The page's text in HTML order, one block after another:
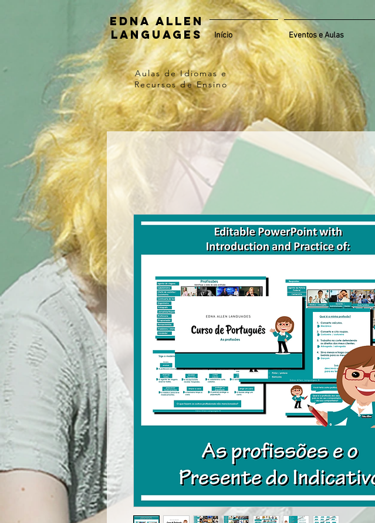
Edna Allen
Languages
Início Eventos e Aulas
Aulas de Idiomas e
Recursos de Ensino